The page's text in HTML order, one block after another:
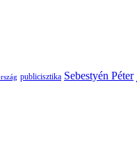
publicisztika Sebestyén Péter